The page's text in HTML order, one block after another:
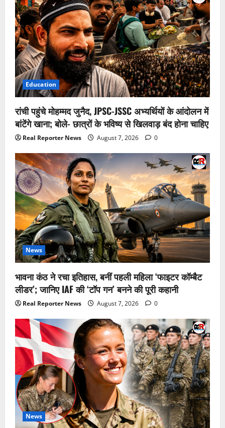
Education
रांची पहुंचे मोहम्मद जुनैद, JPSC-JSSC अभ्यर्थियों के आंदोलन में
बांटेंगे खाना; बोले- छात्रों के भविष्य से खिलवाड़ बंद होना चाहिए
Real Reporter News August 7, 2026 0
News
भावना कंठ ने रचा इतिहास, बनीं पहली महिला ‘फाइटर कॉम्बैट
लीडर’; जानिए IAF की ‘टॉप गन’ बनने की पूरी कहानी
Real Reporter News August 7, 2026 0
News